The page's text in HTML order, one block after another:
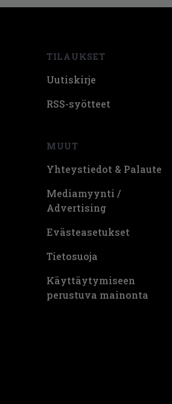
TILAUKSET
Uutiskirje
RSS-syötteet
MUUT
Yhteystiedot & Palaute
Mediamyynti /
Advertising
Evästeasetukset
Tietosuoja
Käyttäytymiseen
perustuva mainonta